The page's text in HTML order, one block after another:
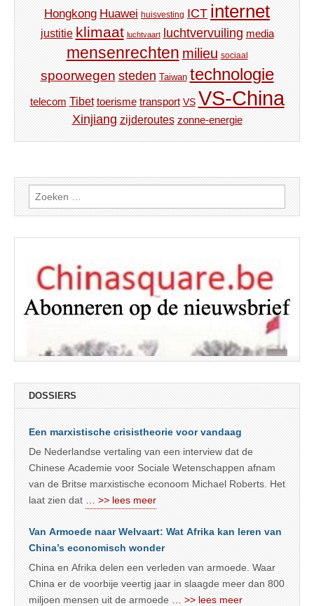
Hongkong Huawei huisvesting ICT internet
justitie klimaat luchtvaart luchtvervuiling media
mensenrechten milieu sociaal
spoorwegen steden Taiwan technologie
telecom Tibet toerisme transport VS VS-China
Xinjiang zijderoutes zonne-energie
Zoeken
naar:
DOSSIERS
Een marxistische crisistheorie voor vandaag
De Nederlandse vertaling van een interview dat de
Chinese Academie voor Sociale Wetenschappen afnam
van de Britse marxistische econoom Michael Roberts. Het
laat zien dat
… >> lees meer
Van Armoede naar Welvaart: Wat Afrika kan leren van
China’s economisch wonder
China en Afrika delen een verleden van armoede. Waar
China er de voorbije veertig jaar in slaagde meer dan 800
miljoen mensen uit de armoede
… >> lees meer